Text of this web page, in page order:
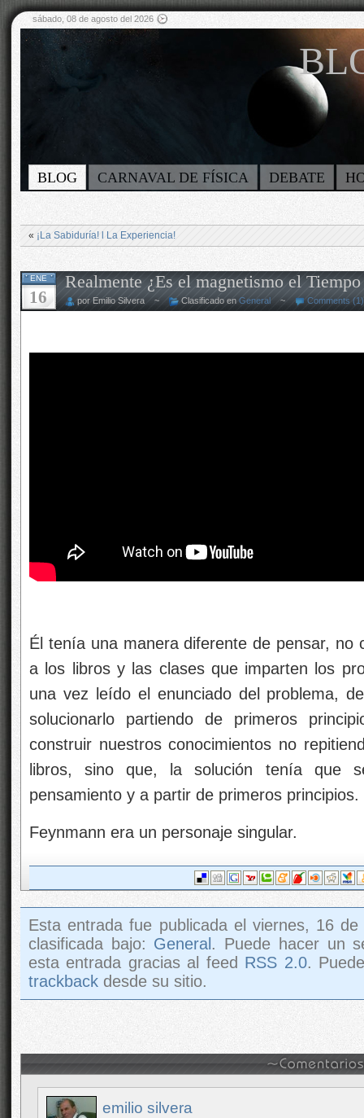
sábado, 08 de agosto del 2026
BLOG CARNAVAL DE FÍSICA DEBATE
« ¡La Sabiduría! l La Experiencia!
ENE
16
Realmente ¿Es el magnetismo el
por Emilio Silvera ~ Clasificado en General ~ Comments (1)
Él tenía una manera diferente de pensar,
a los libros y las clases que imparten los
una vez leído el enunciado del problema,
solucionarlo partiendo de primeros
construir nuestros conocimientos no
libros, sino que, la solución tenía que
pensamiento y a partir de primeros principios.
Feynmann era un personaje singular.
Esta entrada fue publicada el viernes, 16
clasificada bajo: General . Puede hacer un
esta entrada gracias al feed RSS 2.0.
trackback desde su sitio.
emilio silvera